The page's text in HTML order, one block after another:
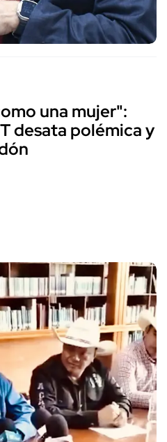
una mujer":
desata polémica y